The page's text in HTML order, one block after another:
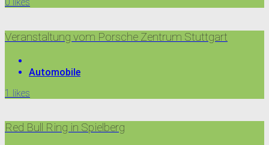
Veranstaltung vom Porsche Zentrum Stuttgart
Automobile
1 likes
Red Bull Ring in Spielberg